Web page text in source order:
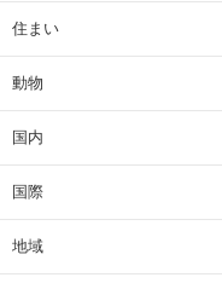
住まい
動物
国内
国際
地域